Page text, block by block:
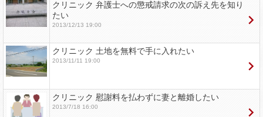
クリニック 弁護士への懲戒請求の次の訴え先を知り
たい
2013/12/13 19:00
クリニック 土地を無料で手に入れたい
2013/11/11 19:00
クリニック 慰謝料を払わずに妻と離婚したい
2013/7/18 16:00